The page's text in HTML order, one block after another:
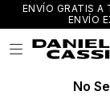
ENVÍO GRATIS A
ENVÍO

No